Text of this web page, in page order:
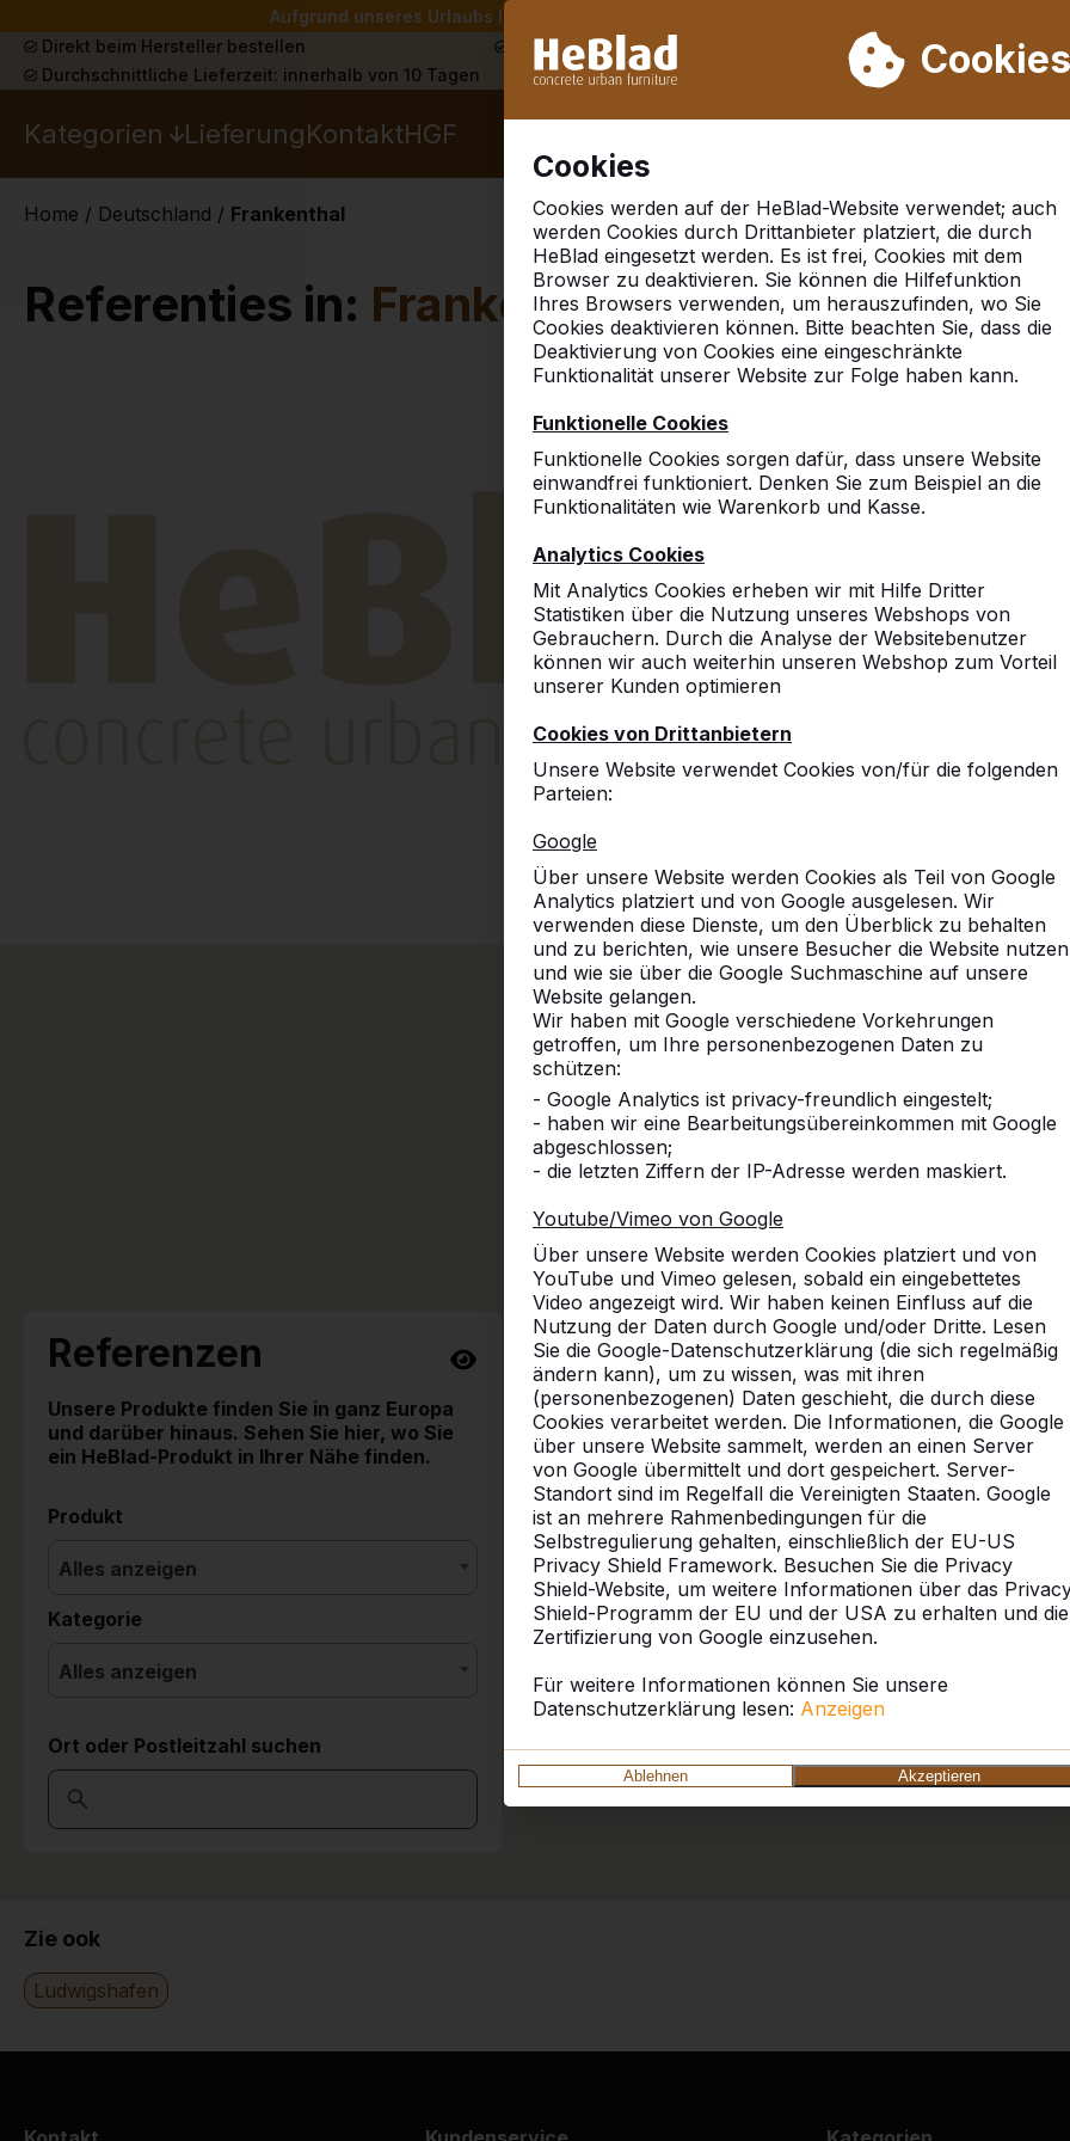
Aufgrund unseres Urlaubs liefern wir von Woche 31 bis Woche 33 nicht. Bitte
Cookies
Cookies
Cookies werden auf der HeBlad-Website verwendet; auch
werden Cookies durch Drittanbieter platziert, die durch
HeBlad eingesetzt werden. Es ist frei, Cookies mit dem
Browser zu deaktivieren. Sie können die Hilfefunktion
Ihres Browsers verwenden, um herauszufinden, wo Sie
Cookies deaktivieren können. Bitte beachten Sie, dass die
Deaktivierung von Cookies eine eingeschränkte
Funktionalität unserer Website zur Folge haben kann.
Funktionelle Cookies
Funktionelle Cookies sorgen dafür, dass unsere Website
einwandfrei funktioniert. Denken Sie zum Beispiel an die
Funktionalitäten wie Warenkorb und Kasse.
Analytics Cookies
Mit Analytics Cookies erheben wir mit Hilfe Dritter
Statistiken über die Nutzung unseres Webshops von
Gebrauchern. Durch die Analyse der Websitebenutzer
können wir auch weiterhin unseren Webshop zum Vorteil
unserer Kunden optimieren
Cookies von Drittanbietern
Unsere Website verwendet Cookies von/für die folgenden
Parteien:
Google
Über unsere Website werden Cookies als Teil von Google
Analytics platziert und von Google ausgelesen. Wir
verwenden diese Dienste, um den Überblick zu behalten
und zu berichten, wie unsere Besucher die Website nutzen
und wie sie über die Google Suchmaschine auf unsere
Website gelangen.
Wir haben mit Google verschiedene Vorkehrungen
getroffen, um Ihre personenbezogenen Daten zu
schützen:
- Google Analytics ist privacy-freundlich eingestelt;
- haben wir eine Bearbeitungsübereinkommen mit Google
abgeschlossen;
- die letzten Ziffern der IP-Adresse werden maskiert.
Youtube/Vimeo von Google
Über unsere Website werden Cookies platziert und von
YouTube und Vimeo gelesen, sobald ein eingebettetes
Video angezeigt wird. Wir haben keinen Einfluss auf die
Nutzung der Daten durch Google und/oder Dritte. Lesen
Sie die Google-Datenschutzerklärung (die sich regelmäßig
ändern kann), um zu wissen, was mit ihren
(personenbezogenen) Daten geschieht, die durch diese
Cookies verarbeitet werden. Die Informationen, die Google
über unsere Website sammelt, werden an einen Server
von Google übermittelt und dort gespeichert. Server-
Standort sind im Regelfall die Vereinigten Staaten. Google
ist an mehrere Rahmenbedingungen für die
Selbstregulierung gehalten, einschließlich der EU-US
Privacy Shield Framework. Besuchen Sie die Privacy
Shield-Website, um weitere Informationen über das
Shield-Programm der EU und der USA zu erhalten und die
Zertifizierung von Google einzusehen.
Für weitere Informationen können Sie unsere
Datenschutzerklärung lesen: Anzeigen
Ablehnen Akzeptieren
Direkt beim Hersteller bestellen
Schon mehr als 30.000 Produkten verkauft
Durchschnittliche Lieferzeit: innerhalb von 10 Tagen
Kategorien LieferungKontaktHGF
Home / Deutschland / Frankenthal
Referenties in: Frankenthal
und sind damit rundum
Bestellung bis zur
Tischtennisplatte ist sehr
Referenzen
Unsere Produkte finden Sie in ganz Europa
und darüber hinaus. Sehen Sie hier, wo Sie
ein HeBlad-Produkt in Ihrer Nähe finden.
Produkt
Alles anzeigen
Kategorie
Alles anzeigen
Ort oder Postleitzahl suchen
Zie ook
Ludwigshafen